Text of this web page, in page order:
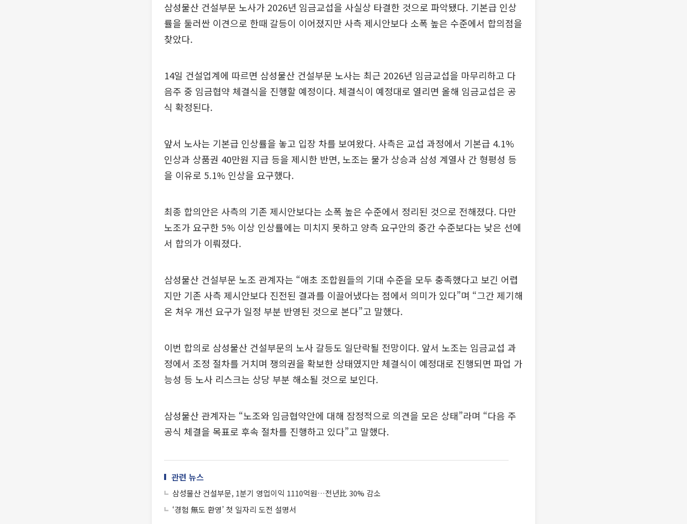
삼성물산 건설부문 노사가 2026년 임금교섭을 사실상 타결한 것으로 파악됐다. 기본급 인상
률을 둘러싼 이견으로 한때 갈등이 이어졌지만 사측 제시안보다 소폭 높은 수준에서 합의점을
찾았다.
14일 건설업계에 따르면 삼성물산 건설부문 노사는 최근 2026년 임금교섭을 마무리하고 다
음주 중 임금협약 체결식을 진행할 예정이다. 체결식이 예정대로 열리면 올해 임금교섭은 공
식 확정된다.
앞서 노사는 기본급 인상률을 놓고 입장 차를 보여왔다. 사측은 교섭 과정에서 기본급 4.1%
인상과 상품권 40만원 지급 등을 제시한 반면, 노조는 물가 상승과 삼성 계열사 간 형평성 등
을 이유로 5.1% 인상을 요구했다.
최종 합의안은 사측의 기존 제시안보다는 소폭 높은 수준에서 정리된 것으로 전해졌다. 다만
노조가 요구한 5% 이상 인상률에는 미치지 못하고 양측 요구안의 중간 수준보다는 낮은 선에
서 합의가 이뤄졌다.
삼성물산 건설부문 노조 관계자는 “애초 조합원들의 기대 수준을 모두 충족했다고 보긴 어렵
지만 기존 사측 제시안보다 진전된 결과를 이끌어냈다는 점에서 의미가 있다”며 “그간 제기해
온 처우 개선 요구가 일정 부분 반영된 것으로 본다”고 말했다.
이번 합의로 삼성물산 건설부문의 노사 갈등도 일단락될 전망이다. 앞서 노조는 임금교섭 과
정에서 조정 절차를 거치며 쟁의권을 확보한 상태였지만 체결식이 예정대로 진행되면 파업 가
능성 등 노사 리스크는 상당 부분 해소될 것으로 보인다.
삼성물산 관계자는 “노조와 임금협약안에 대해 잠정적으로 의견을 모은 상태”라며 “다음 주
공식 체결을 목표로 후속 절차를 진행하고 있다”고 말했다.
관련 뉴스
삼성물산 건설부문, 1분기 영업이익 1110억원…전년比 30% 감소
‘경험 無도 환영’ 첫 일자리 도전 설명서